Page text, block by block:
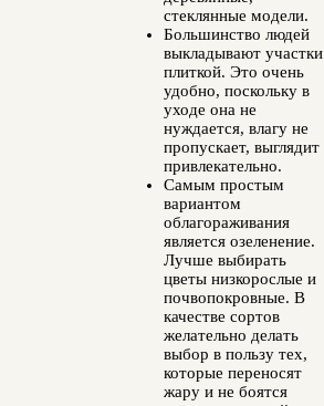
стеклянные модели.
Большинство людей
выкладывают участки
плиткой. Это очень
удобно, поскольку в
уходе она не
нуждается, влагу не
пропускает, выглядит
привлекательно.
Самым простым
вариантом
облагораживания
является озеленение.
Лучше выбирать
цветы низкорослые и
почвопокровные. В
качестве сортов
желательно делать
выбор в пользу тех,
которые переносят
жару и не боятся